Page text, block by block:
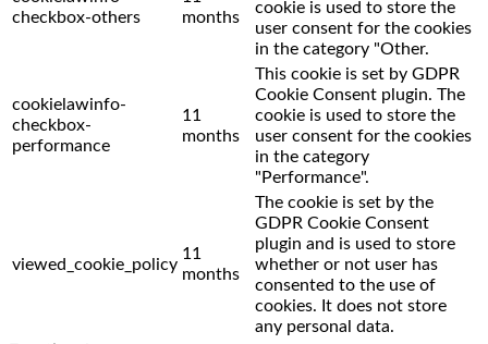
checkbox-others
months
cookie is used to store the
user consent for the cookies
in the category "Other.
cookielawinfo-
checkbox-
performance
11
months
This cookie is set by GDPR
Cookie Consent plugin. The
cookie is used to store the
user consent for the cookies
in the category
"Performance".
viewed_cookie_policy
11
months
The cookie is set by the
GDPR Cookie Consent
plugin and is used to store
whether or not user has
consented to the use of
cookies. It does not store
any personal data.